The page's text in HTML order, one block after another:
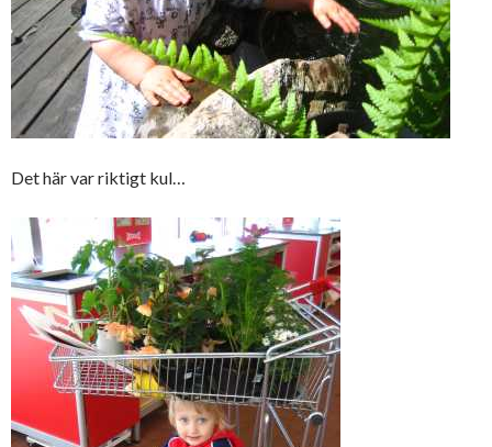
Det här var riktigt kul…